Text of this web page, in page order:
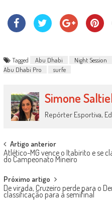
Tagged Abu Dhabi Night Session
Abu Dhabi Pro
surfe
Simone
Repórter Esportiva,
Post
navigation
Artigo anterior
Atlético-MG vence o Itabirito e se
do Campeonato Mineiro
Próximo artigo
De virada, Cruzeiro perde para o
classificação para a semifinal